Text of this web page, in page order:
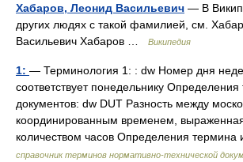
Хабаров, Леонид Васильевич — В
других людях с такой фамилией, см.
Васильевич Хабаров …
Википедия
1: — Терминология 1: : dw Номер дня
соответствует понедельнику
документов: dw DUT Разность между
координированным временем,
количеством часов Определения
справочник терминов нормативно-технической